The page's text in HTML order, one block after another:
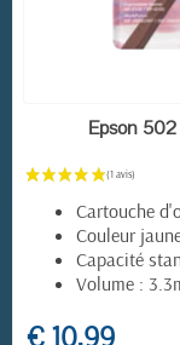
Epson
Cartouche
Couleur
Capacité
Volume :